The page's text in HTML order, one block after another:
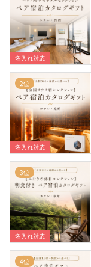
名入れ対応
2位
名入れ対応
3位
名入れ対応
4位